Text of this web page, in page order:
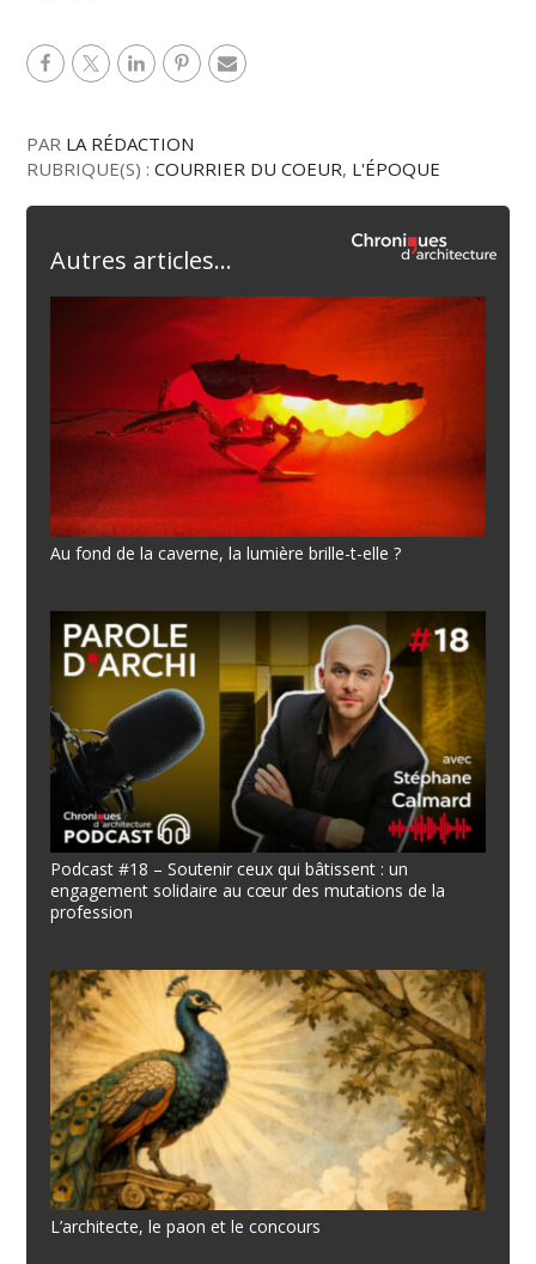
PAR LA RÉDACTION
RUBRIQUE(S) :COURRIER DU COEUR, L'ÉPOQUE
Autres articles...
Au fond de la caverne, la lumière brille-t-elle ?
Podcast #18 – Soutenir ceux qui bâtissent : un
engagement solidaire au cœur des mutations de la
profession
L’architecte, le paon et le concours